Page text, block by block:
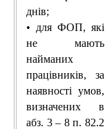
днів;
• для ФОП, які
не мають
найманих
працівників, за
наявності умов,
визначених в
абз. 3 – 8 п. 82.2